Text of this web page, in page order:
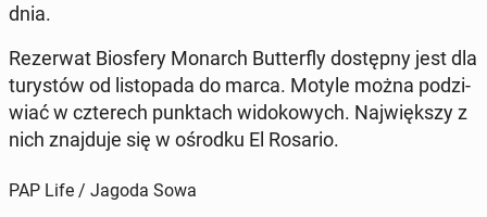
dnia.
Re­zer­wat Bios­fe­ry Monarch But­ter­fly do­stęp­ny jest dla
tu­ry­stów od li­sto­pa­da do marca. Motyle można po­dzi­
wiać w czte­rech punk­tach wi­do­ko­wych. Naj­więk­szy z
nich znaj­du­je się w ośrodku El Rosario.
PAP Life / Jagoda Sowa